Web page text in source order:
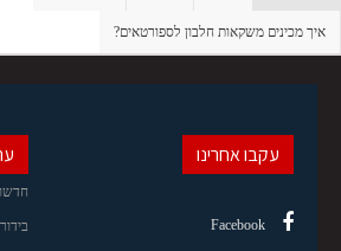
איך מכינים משקאות חלבון לספורטאים?
בידור
עקבו אחרינו
Facebook